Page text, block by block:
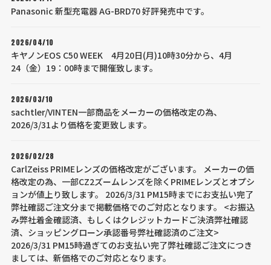
Panasonic 新型充電器 AG-BRD70 好評発売中です。
2026/04/10
キヤノンEOS C50 WEEK 4月20日(月)10時30分から、4月
24（金）19：00時まで開催致します。
2026/03/10
sachtler/VINTEN一部商品をメーカーの価格改定の為、
2026/3/31より価格を変更致します。
2026/02/28
CarlZeiss PRIMEレンズの価格改定がございます。 メーカーの価
格改定の為、一部CZ2ズームレンズを除くPRIMEレンズとオプシ
ョンが値上り致します。 2026/3/31 PM15時までにお支払い完了
弊社確認ご注文分まで掲載価格でのご対応となります。 <お振込
み弊社着金確認済、もしくはクレジットカードご決済弊社確認
済、ショッピングローン承認番号弊社確認済のご注文>
2026/3/31 PM15時過ぎてのお支払い完了弊社確認ご注文につき
ましては、新価格でのご対応となります。